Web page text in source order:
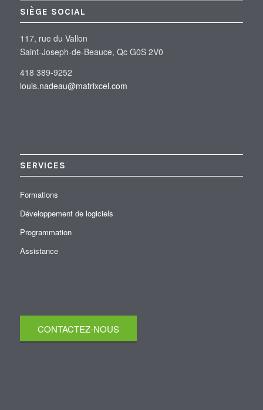
SIÈGE SOCIAL
117, rue du Vallon
Saint-Joseph-de-Beauce, Qc G0S 2V0
418 389-9252
louis.nadeau@matrixcel.com
SERVICES
Formations
Développement de logiciels
Programmation
Assistance
CONTACTEZ-NOUS